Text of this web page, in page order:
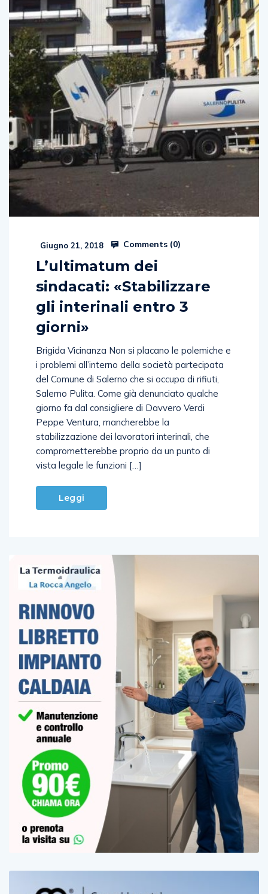
Giugno 21, 2018 Comments (0)
L’ultimatum dei
sindacati: «Stabilizzare
gli interinali entro 3
giorni»
Brigida Vicinanza Non si placano le polemiche e
i problemi all’interno della società partecipata
del Comune di Salerno che si occupa di rifiuti,
Salerno Pulita. Come già denunciato qualche
giorno fa dal consigliere di Davvero Verdi
Peppe Ventura, mancherebbe la
stabilizzazione dei lavoratori interinali, che
comprometterebbe proprio da un punto di
vista legale le funzioni […]
Leggi